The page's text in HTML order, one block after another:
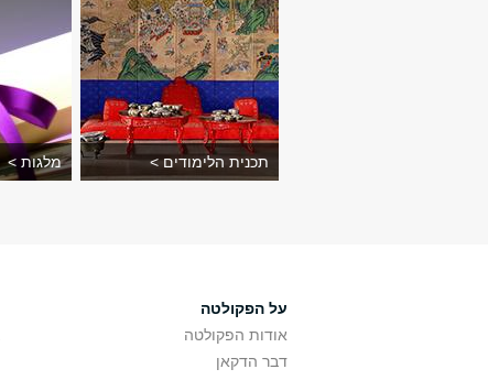
תכנית הלימודים > מלגות >
על הפקולטה
אודות הפקולטה
דבר הדקאן